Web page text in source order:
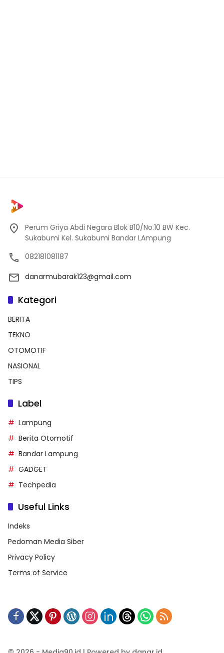
Perum Griya Abdi Negara Blok B10/No.10 BW Kec.
Sukabumi Kel. Sukabumi Bandar LAmpung
082181081187
danarmubarak123@gmail.com
Kategori
BERITA
TEKNO
OTOMOTIF
NASIONAL
TIPS
Label
Lampung
Berita Otomotif
Bandar Lampung
GADGET
Techpedia
Useful Links
Indeks
Pedoman Media Siber
Privacy Policy
Terms of Service